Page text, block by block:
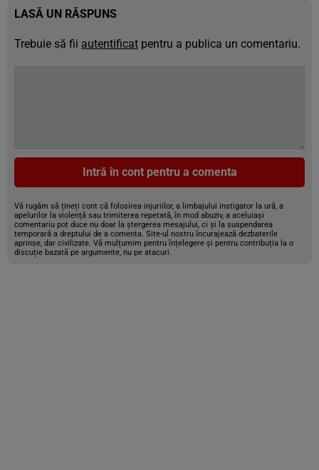
LASĂ UN RĂSPUNS
Trebuie să fii autentificat pentru a publica un comentariu.
Intră în cont pentru a comenta
Vă rugăm să țineți cont că folosirea injuriilor, a limbajului instigator la ură, a
apelurilor la violență sau trimiterea repetată, în mod abuziv, a aceluiași
comentariu pot duce nu doar la ștergerea mesajului, ci și la suspendarea
temporară a dreptului de a comenta. Site-ul nostru încurajează dezbaterile
aprinse, dar civilizate. Vă mulțumim pentru înțelegere și pentru contribuția la o
discuție bazată pe argumente, nu pe atacuri.